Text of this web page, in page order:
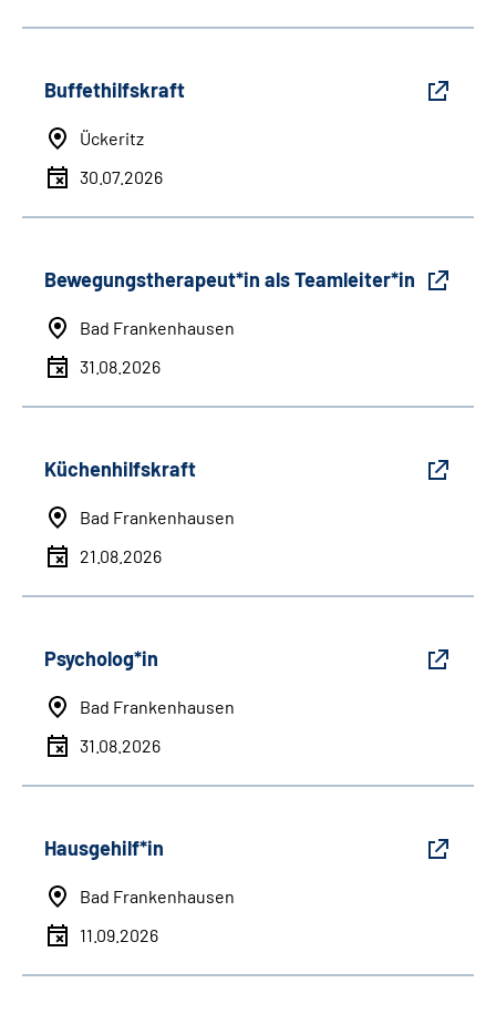
Buffethilfskraft
Ückeritz
30.07.2026
Bewegungstherapeut*in als Teamleiter*in
Bad Frankenhausen
31.08.2026
Küchenhilfskraft
Bad Frankenhausen
21.08.2026
Psycholog*in
Bad Frankenhausen
31.08.2026
Hausgehilf*in
Bad Frankenhausen
11.09.2026